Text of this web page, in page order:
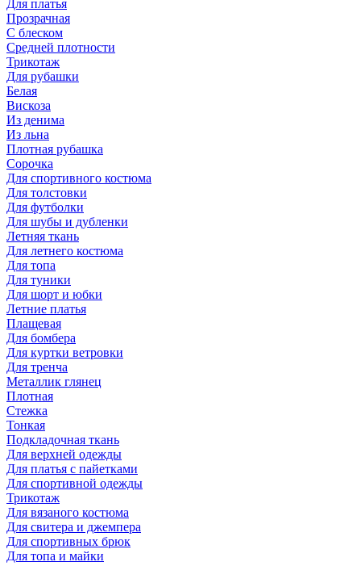
Для платья
Прозрачная
С блеском
Средней плотности
Трикотаж
Для рубашки
Белая
Вискоза
Из денима
Из льна
Плотная рубашка
Сорочка
Для спортивного костюма
Для толстовки
Для футболки
Для шубы и дубленки
Летняя ткань
Для летнего костюма
Для топа
Для туники
Для шорт и юбки
Летние платья
Плащевая
Для бомбера
Для куртки ветровки
Для тренча
Металлик глянец
Плотная
Стежка
Тонкая
Подкладочная ткань
Для верхней одежды
Для платья с пайетками
Для спортивной одежды
Трикотаж
Для вязаного костюма
Для свитера и джемпера
Для спортивных брюк
Для топа и майки